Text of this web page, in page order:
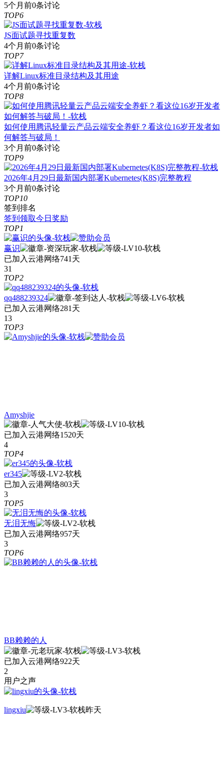
5个月前0条讨论
TOP6
JS面试题寻找重复数
4个月前0条讨论
TOP7
详解Linux标准目录结构及其用途
4个月前0条讨论
TOP8
如何使用腾讯轻量云产品云端安全养虾？看这位16岁开发者如
何解答与破局！
3个月前0条讨论
TOP9
2026年4月29日最新国内部署Kubernetes(K8S)完整教程
3个月前0条讨论
TOP10
签到排名
签到领取今日奖励
TOP1
赢识
已加入云港网络741天
31
TOP2
qq488239324
已加入云港网络281天
13
TOP3
Amyshjie
已加入云港网络1520天
4
TOP4
er345
已加入云港网络803天
3
TOP5
无泪无悔
已加入云港网络957天
3
TOP6
BB赖赖的人
已加入云港网络922天
2
用户之声
lingxiu 昨天